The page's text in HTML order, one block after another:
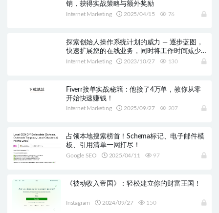
销，获得实战策略与额外奖励
Internet Marketing 2025/04/15 76
探索创始人操作系统计划的威力 — 逐步蓝图，
快速扩展您的在线业务，同时将工作时间减少
一半
Internet Marketing 2023/10/27 130
Fiverr接单实战秘籍：他接了4万单，教你从零
开始快速赚钱！
Internet Marketing 2025/09/27 207
占领本地搜索榜首！Schema标记、电子邮件模
板、引用清单一网打尽！
Google SEO 2025/04/11 97
《被动收入帝国》：轻松建立你的财富王国！
Instagram 2024/09/27 150